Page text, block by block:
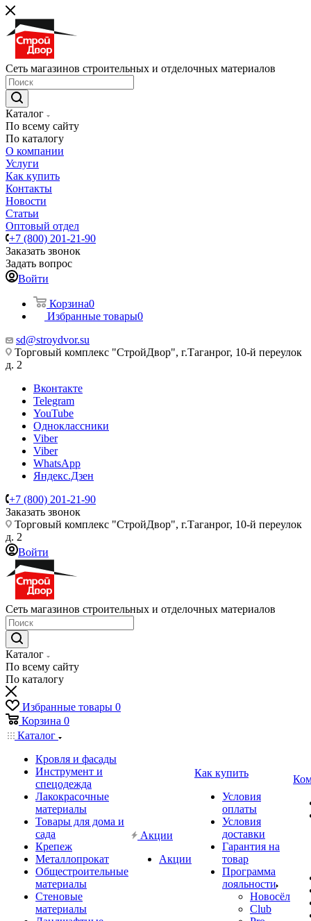
Сеть магазинов строительных и отделочных материалов
Каталог
По всему сайту
По каталогу
О компании
Услуги
Как купить
Контакты
Новости
Статьи
Оптовый отдел
+7 (800) 201-21-90
Заказать звонок
Задать вопрос
Войти
Корзина0
Избранные товары0
sd@stroydvor.su
Торговый комплекс "СтройДвор", г.Таганрог, 10-й переулок
д. 2
Вконтакте
Telegram
YouTube
Одноклассники
Viber
Viber
WhatsApp
Яндекс.Дзен
+7 (800) 201-21-90
Заказать звонок
Торговый комплекс "СтройДвор", г.Таганрог, 10-й переулок
д. 2
Войти
Сеть магазинов строительных и отделочных материалов
Каталог
По всему сайту
По каталогу
Избранные товары 0
Корзина 0
Каталог
Кровля и фасады
Инструмент и
спецодежда
Лакокрасочные
материалы
Товары для дома и
сада
Крепеж
Металлопрокат
Общестроительные
материалы
Стеновые
материалы
Акции
Акции
Как купить
Условия
оплаты
Условия
доставки
Гарантия на
товар
Программа
лояльности
Новосёл
Club